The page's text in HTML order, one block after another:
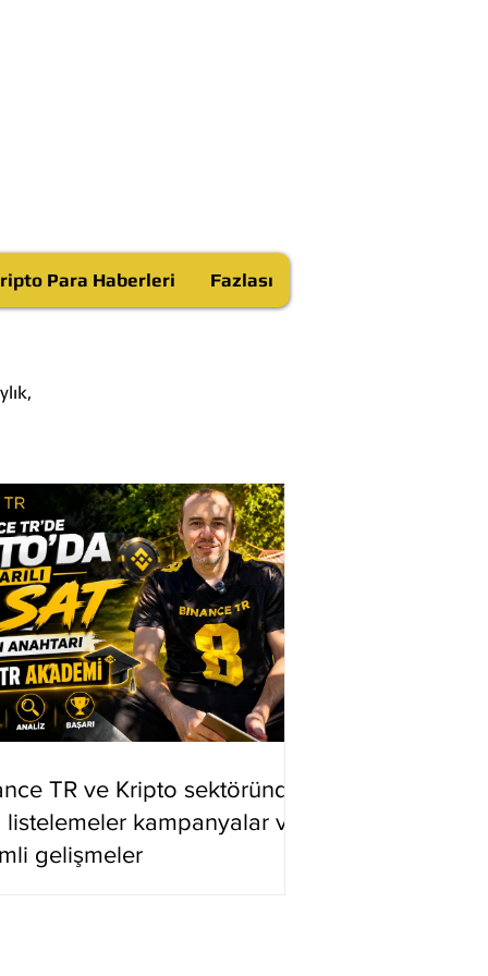
Para Haberleri Fazlası
TR ve Kripto sektöründe
listelemeler kampanyalar ve
gelişmeler